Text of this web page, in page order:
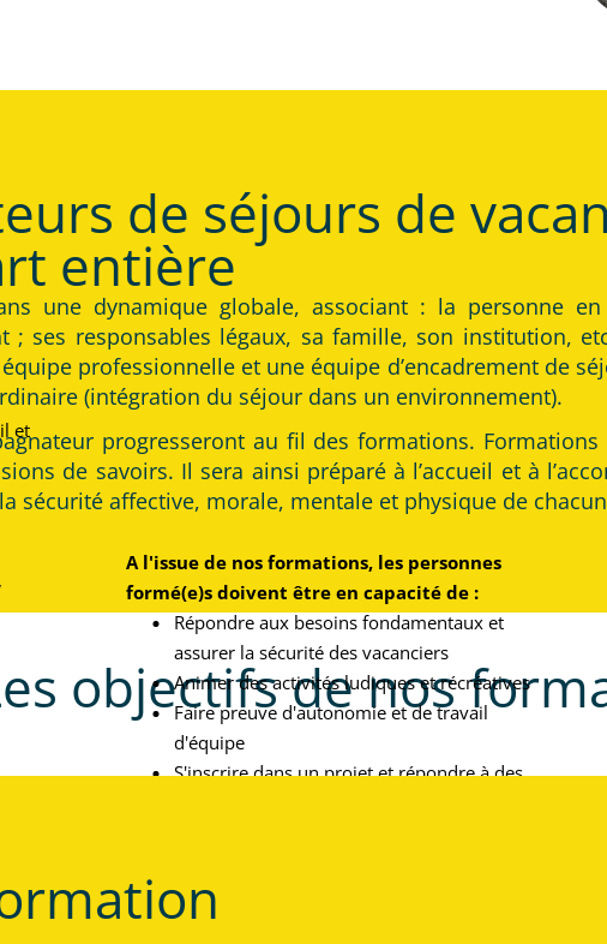
de séjours de
entière
une dynamique globale, associant : la personne
; ses responsables légaux, sa famille, son institution,
professionnelle et une équipe d’encadrement de
(intégration du séjour dans un environnement).
progresseront au fil des formations.
de savoirs. Il sera ainsi préparé à l’accueil et à
sécurité affective, morale, mentale et physique de
objectifs de nos
A l'issue de nos formations, les personnes
formé(e)s doivent être en capacité de :
Répondre aux besoins fondamentaux et
assurer la sécurité des vacanciers
Animer des activités ludiques et récréatives
Faire preuve d'autonomie et de travail
d'équipe
S'inscrire dans un projet et répondre à des
comptable
et